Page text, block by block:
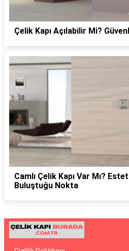
Çelik Kapı Açılabilir Mi?
Camlı Çelik Kapı Var Mı?
Buluştuğu Nokta